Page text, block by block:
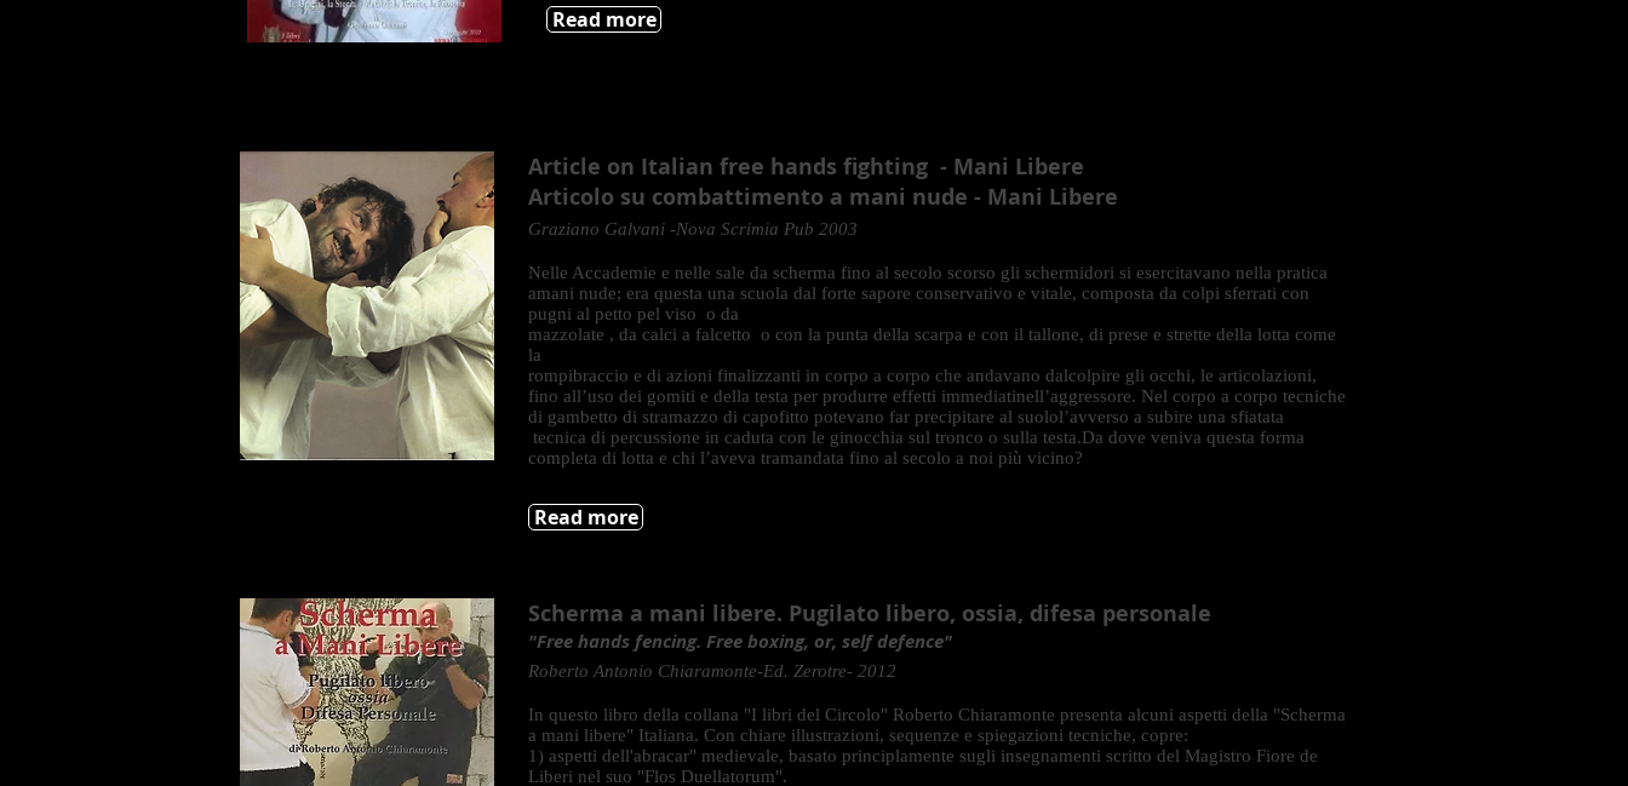
Read more
Article on Italian free hands fighting - Mani Libere
Articolo su combattimento a mani nude - Mani Libere
Graziano Galvani -Nova Scrimia Pub 2003
Nelle Accademie e nelle sale da scherma fino al secolo scorso gli schermidori si esercitavano nella pratica
amani nude; era questa una scuola dal forte sapore conservativo e vitale, composta da colpi sferrati con
pugni al petto pel viso o da
mazzolate , da calci a falcetto o con la punta della scarpa e con il tallone, di prese e strette della lotta come
la
rompibraccio e di azioni finalizzanti in corpo a corpo che andavano dalcolpire gli occhi, le articolazioni,
fino all’uso dei gomiti e della testa per produrre effetti immediatinell’aggressore. Nel corpo a corpo tecniche
di gambetto di stramazzo di capofitto potevano far precipitare al suolol’avverso a subire una sfiatata
tecnica di percussione in caduta con le ginocchia sul tronco o sulla testa.Da dove veniva questa forma
completa di lotta e chi l’aveva tramandata fino al secolo a noi più vicino?
Read more
Scherma a mani libere. Pugilato libero, ossia, difesa personale
"Free hands fencing. Free boxing, or, self defence"
Roberto Antonio Chiaramonte-Ed. Zerotre- 2012
In questo libro della collana "I libri del Circolo" Roberto Chiaramonte presenta alcuni aspetti della "Scherma
a mani libere" Italiana. Con chiare illustrazioni, sequenze e spiegazioni tecniche, copre:
1) aspetti dell'abracar" medievale, basato principlamente sugli insegnamenti scritto del Magistro Fiore de
Liberi nel suo "Flos Duellatorum".